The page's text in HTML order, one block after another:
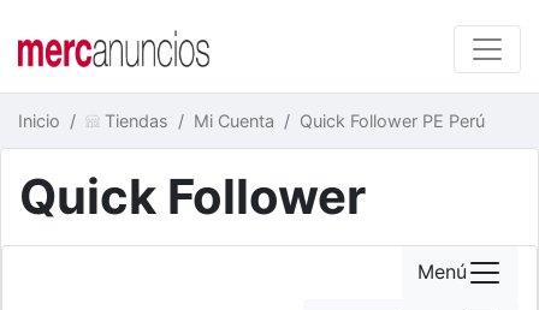
Inicio Tiendas Mi Cuenta Quick Follower PE Perú
Quick Follower
Menú